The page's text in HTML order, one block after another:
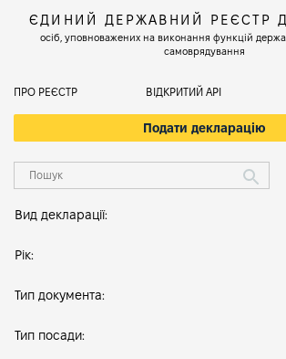
ЄДИНИЙ ДЕРЖАВНИЙ РЕЄСТР
осіб, уповноважених на виконання функцій
самоврядування
ПРО РЕЄСТР ВІДКРИТИЙ АРІ
Подати декларацію
Вид декларації:
Рік:
Тип документа:
Тип посади: